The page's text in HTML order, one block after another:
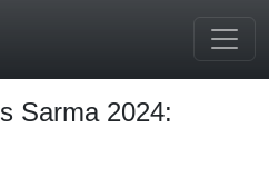
Sarma 2024: